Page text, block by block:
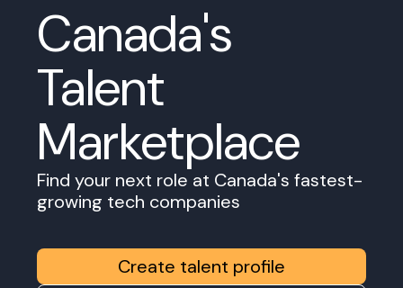
Canada's
Talent
Marketplace
Find your next role at Canada's fastest-
growing tech companies
Create talent profile